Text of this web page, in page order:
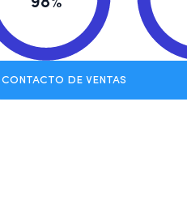
CONTACTO DE VENTAS